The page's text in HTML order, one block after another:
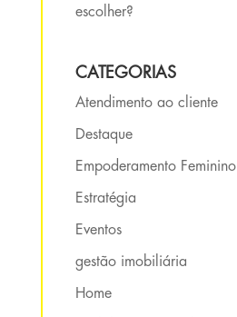
escolher?
CATEGORIAS
Atendimento ao cliente
Destaque
Empoderamento Feminino
Estratégia
Eventos
gestão imobiliária
Home